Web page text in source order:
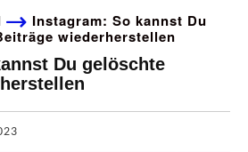
Instagram: So kannst Du
wiederherstellen
Du gelöschte